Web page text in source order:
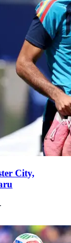
City,